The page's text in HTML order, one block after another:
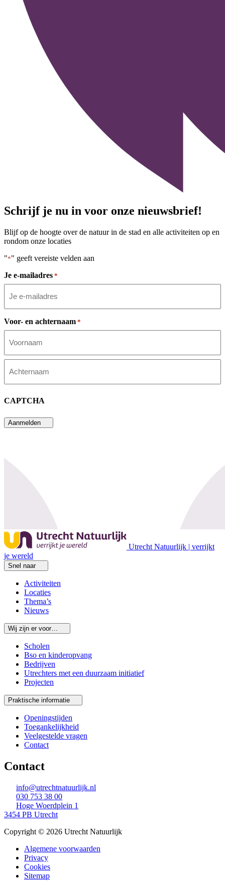
Schrijf je nu in voor onze nieuwsbrief!
Blijf op de hoogte over de natuur in de stad en alle activiteiten op en
rondom onze locaties
"*" geeft vereiste velden aan
Je e-mailadres *
Voor- en achternaam *
Voornaam
CAPTCHA
Aanmelden
Utrecht Natuurlijk | verrijkt
je wereld
Snel naar
Activiteiten
Locaties
Thema’s
Nieuws
Wij zijn er voor…
Scholen
Bso en kinderopvang
Bedrijven
Utrechters met een duurzaam initiatief
Projecten
Praktische informatie
Openingstijden
Toegankelijkheid
Veelgestelde vragen
Contact
Contact
info@utrechtnatuurlijk.nl
030 753 38 00
Hoge Woerdplein 1
3454 PB Utrecht
Copyright © 2026 Utrecht Natuurlijk
Algemene voorwaarden
Privacy
Cookies
Sitemap